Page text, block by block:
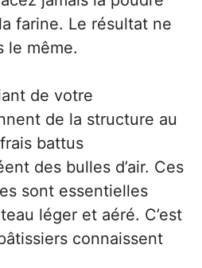
farine. Le résultat ne
le même.
de votre
de la structure au
battus
des bulles d’air. Ces
sont essentielles
léger et aéré. C’est
connaissent